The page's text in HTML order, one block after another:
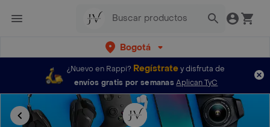
Bogotá
¿Nuevo en Rappi? Regístratey disfruta de
envíos gratis por semanas Aplican TyC